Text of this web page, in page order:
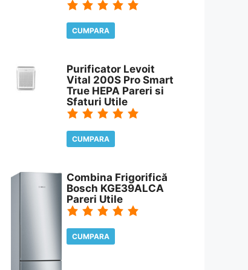
CUMPARA
Purificator Levoit
Vital 200S Pro Smart
True HEPA Pareri si
Sfaturi Utile
CUMPARA
Combina Frigorifică
Bosch KGE39ALCA
Pareri Utile
CUMPARA